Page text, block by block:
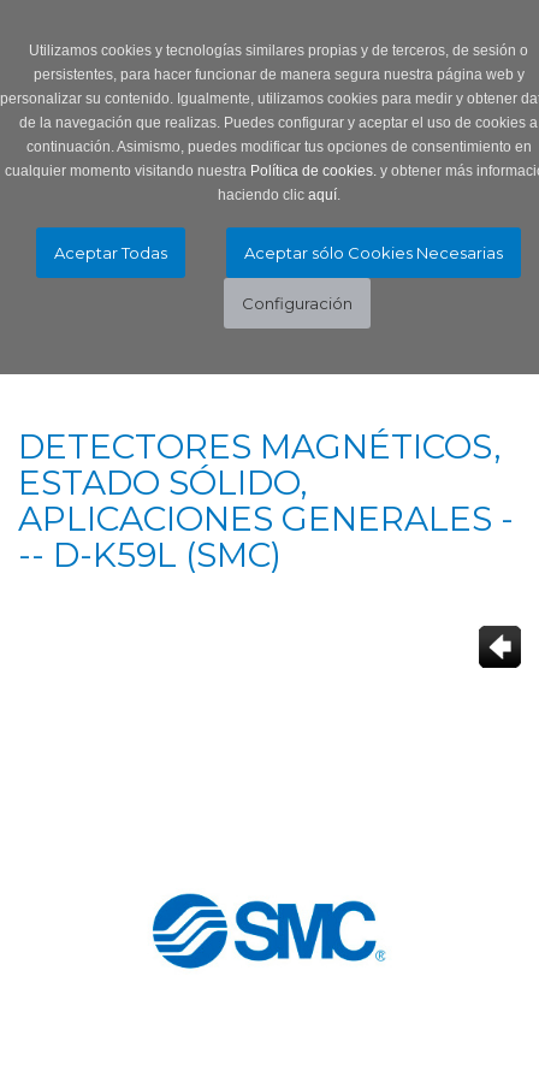
Utilizamos cookies y tecnologías similares propias y de terceros, de sesión o
persistentes, para hacer funcionar de manera segura nuestra página web y
personalizar su contenido. Igualmente, utilizamos cookies para medir y obtener
de la navegación que realizas. Puedes configurar y aceptar el uso de cookies a
continuación. Asimismo, puedes modificar tus opciones de consentimiento en
cualquier momento visitando nuestra Política de cookies.y obtener más
haciendo clic aquí.
DETECTORES MAGNÉTICOS,
ESTADO SÓLIDO,
APLICACIONES GENERALES -
-- D-K59L (SMC)